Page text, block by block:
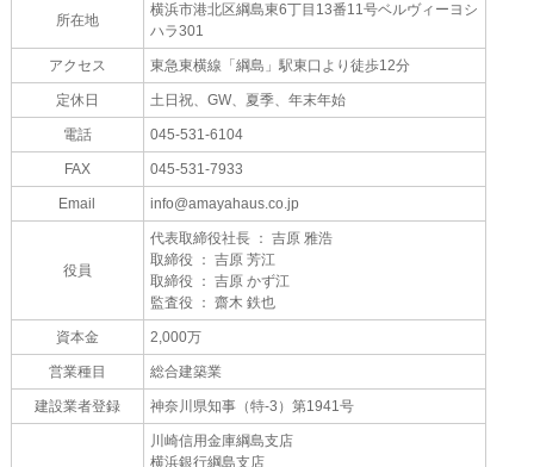
所在地
横浜市港北区綱島東6丁目13番11号ベルヴィーヨシ
ハラ301
アクセス 東急東横線「綱島」駅東口より徒歩12分
定休日 土日祝、GW、夏季、年末年始
電話 045-531-6104
FAX 045-531-7933
Email info@amayahaus.co.jp
役員
代表取締役社長 ： 吉原 雅浩
取締役 ： 吉原 芳江
取締役 ： 吉原 かず江
監査役 ： 齋木 鉄也
資本金 2,000万
営業種目 総合建築業
建設業者登録 神奈川県知事（特-3）第1941号
川崎信用金庫綱島支店
横浜銀行綱島支店